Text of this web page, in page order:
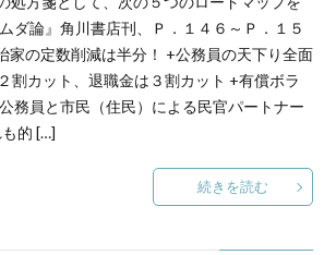
ダ論』角川書店刊、Ｐ．１４６～Ｐ．１５
家の定数削減は半分！ +公務員の天下り全面
割カット、退職金は３割カット +有償ボラ
務員と市民（住民）による民官パートナー
的 […]
続きを読む